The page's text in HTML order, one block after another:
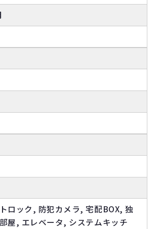
ロック, 防犯カメラ, 宅配BOX, 独
屋, エレベータ, システムキッチ